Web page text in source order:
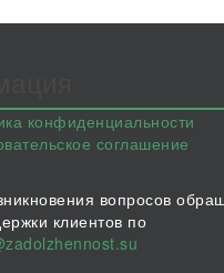
конфиденциальности
соглашение
вопросов
клиентов по